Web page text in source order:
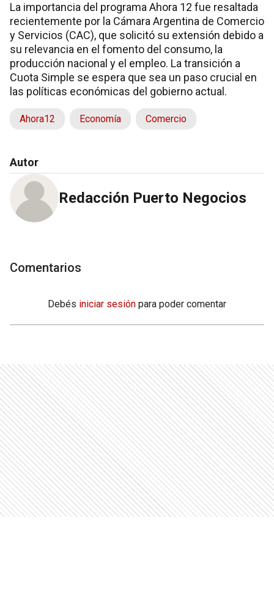
La importancia del programa Ahora 12 fue resaltada
recientemente por la Cámara Argentina de Comercio
y Servicios (CAC), que solicitó su extensión debido a
su relevancia en el fomento del consumo, la
producción nacional y el empleo. La transición a
Cuota Simple se espera que sea un paso crucial en
las políticas económicas del gobierno actual.
Ahora12 Economía Comercio
Autor
Redacción Puerto Negocios
Comentarios
Debés iniciar sesión para poder comentar